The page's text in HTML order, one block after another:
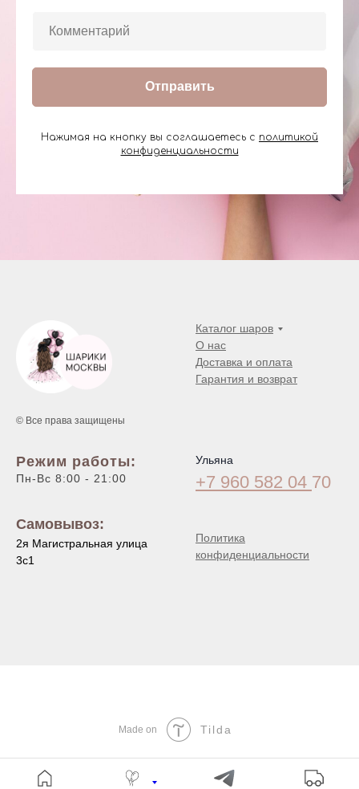
Отправить
Нажимая на кнопку вы соглашаетесь с политикой
конфиденциальности
© Все права защищены
Каталог шаров
О нас
Доставка и оплата
Гарантия и возврат
Режим работы:
Пн-Вс 8:00 - 21:00
Самовывоз:
2я Магистральная улица
3с1
Ульяна
+7 960 582 04 70
Политика
конфиденциальности
Made on Tilda